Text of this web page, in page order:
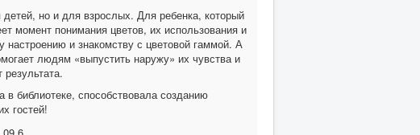
но и для взрослых. Для ребенка, который
момент понимания цветов, их использования и
и знакомству с цветовой гаммой. А
людям «выпустить наружу» их чувства и
библиотеке, способствовала созданию
гостей!